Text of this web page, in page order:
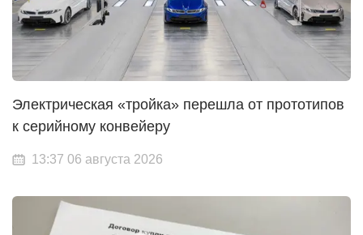
Электрическая «тройка» перешла от прототипов
к серийному конвейеру
13:37 06 августа 2026